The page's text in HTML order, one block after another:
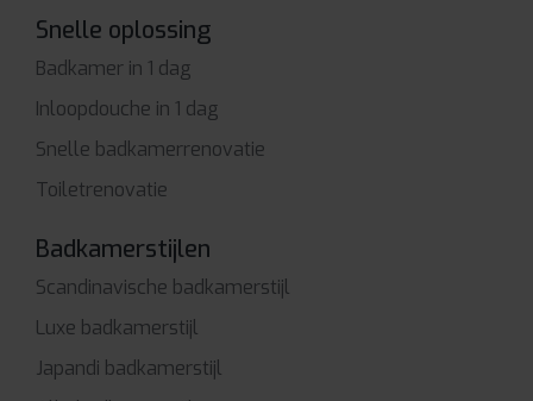
Snelle oplossing
Badkamer in 1 dag
Inloopdouche in 1 dag
Snelle badkamerrenovatie
Toiletrenovatie
Badkamerstijlen
Scandinavische badkamerstijl
Luxe badkamerstijl
Japandi badkamerstijl